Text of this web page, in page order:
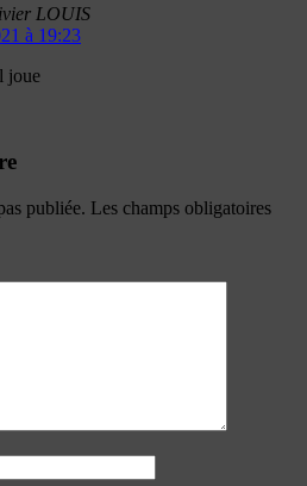
LOUIS
à 19:23
joue
publiée. Les champs obligatoires